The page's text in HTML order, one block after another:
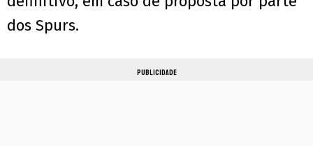
dos Spurs.
PUBLICIDADE